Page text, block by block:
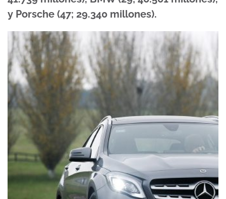
y Porsche (47; 29.340 millones).